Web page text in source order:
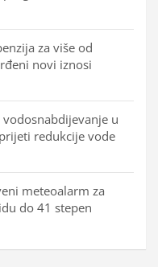
za više od
novi iznosi
u
redukcije vode
meteoalarm za
do 41 stepen